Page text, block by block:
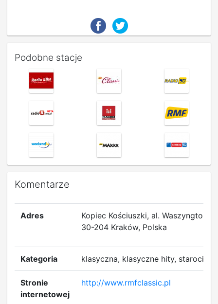
Podobne stacje
Komentarze
Adres
Kopiec Kościuszki, al. Waszyngtona
30-204 Kraków, Polska
Kategoria klasyczna, klasyczne hity, starocie
Stronie
internetowej
http://www.rmfclassic.pl